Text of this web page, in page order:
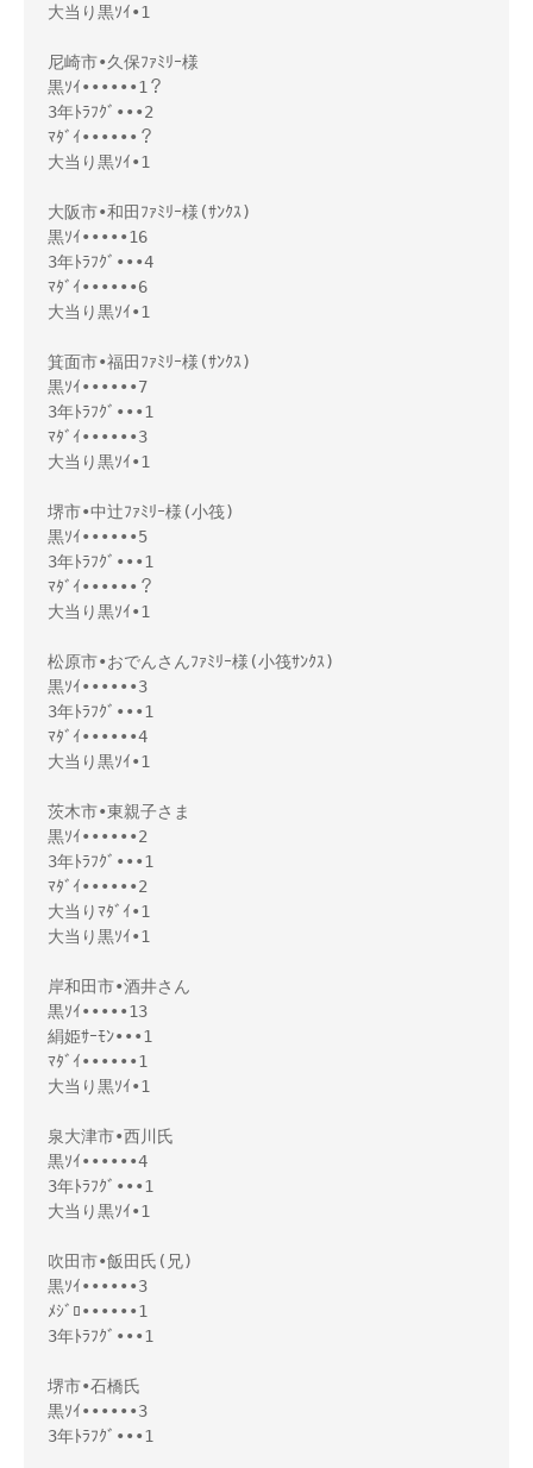
大当り黒ｿｲ•1
尼崎市•久保ﾌｧﾐﾘｰ様
黒ｿｲ••••••1？
3年ﾄﾗﾌｸﾞ•••2
ﾏﾀﾞｲ••••••？
大当り黒ｿｲ•1
大阪市•和田ﾌｧﾐﾘｰ様(ｻﾝｸｽ)
黒ｿｲ•••••16
3年ﾄﾗﾌｸﾞ•••4
ﾏﾀﾞｲ••••••6
大当り黒ｿｲ•1
箕面市•福田ﾌｧﾐﾘｰ様(ｻﾝｸｽ)
黒ｿｲ••••••7
3年ﾄﾗﾌｸﾞ•••1
ﾏﾀﾞｲ••••••3
大当り黒ｿｲ•1
堺市•中辻ﾌｧﾐﾘｰ様(小筏)
黒ｿｲ••••••5
3年ﾄﾗﾌｸﾞ•••1
ﾏﾀﾞｲ••••••？
大当り黒ｿｲ•1
松原市•おでんさんﾌｧﾐﾘｰ様(小筏ｻﾝｸｽ)
黒ｿｲ••••••3
3年ﾄﾗﾌｸﾞ•••1
ﾏﾀﾞｲ••••••4
大当り黒ｿｲ•1
茨木市•東親子さま
黒ｿｲ••••••2
3年ﾄﾗﾌｸﾞ•••1
ﾏﾀﾞｲ••••••2
大当りﾏﾀﾞｲ•1
大当り黒ｿｲ•1
岸和田市•酒井さん
黒ｿｲ•••••13
絹姫ｻｰﾓﾝ•••1
ﾏﾀﾞｲ••••••1
大当り黒ｿｲ•1
泉大津市•西川氏
黒ｿｲ••••••4
3年ﾄﾗﾌｸﾞ•••1
大当り黒ｿｲ•1
吹田市•飯田氏(兄)
黒ｿｲ••••••3
ﾒｼﾞﾛ••••••1
3年ﾄﾗﾌｸﾞ•••1
堺市•石橋氏
黒ｿｲ••••••3
3年ﾄﾗﾌｸﾞ•••1